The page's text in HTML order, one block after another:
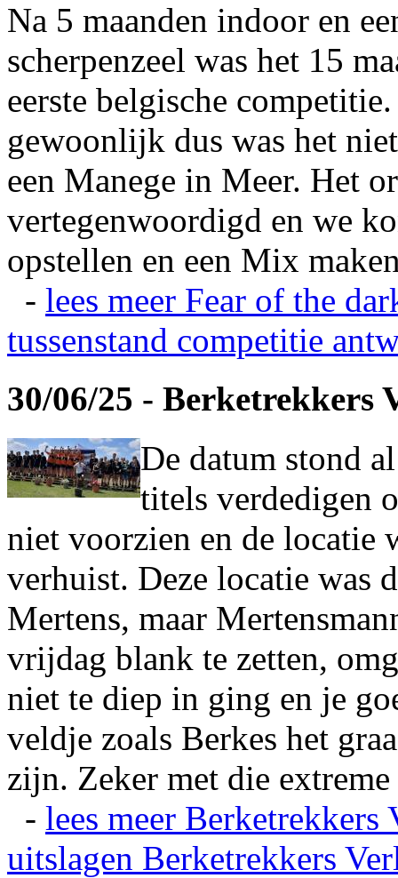
Na 5 maanden indoor en
scherpenzeel was het 15
eerste belgische
gewoonlijk dus was het
een Manege in Meer. Het
vertegenwoordigd en we
opstellen en een Mix
- lees meer Fear of the
tussenstand competitie
30/06/25 - Berketrekkers
De datum stond
titels verdedigen
niet voorzien en de locatie
verhuist. Deze locatie was
Mertens, maar
vrijdag blank te zetten,
niet te diep in ging en je
veldje zoals Berkes het
zijn. Zeker met die
- lees meer Berketrekkers
uitslagen Berketrekkers